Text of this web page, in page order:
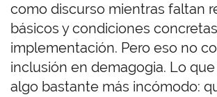
como discurso mientras faltan
básicos y condiciones
implementación. Pero eso no
inclusión en demagogia. Lo
algo bastante más incómodo: